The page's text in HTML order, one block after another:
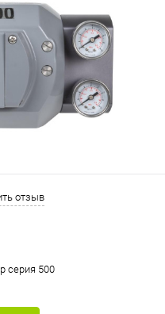
отзыв
серия 500